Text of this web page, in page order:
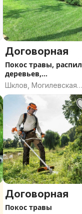
Договорная
Покос травы, распил
деревьев,
благоустройство.
Шклов, Могилевская
область
Договорная
Покос травы